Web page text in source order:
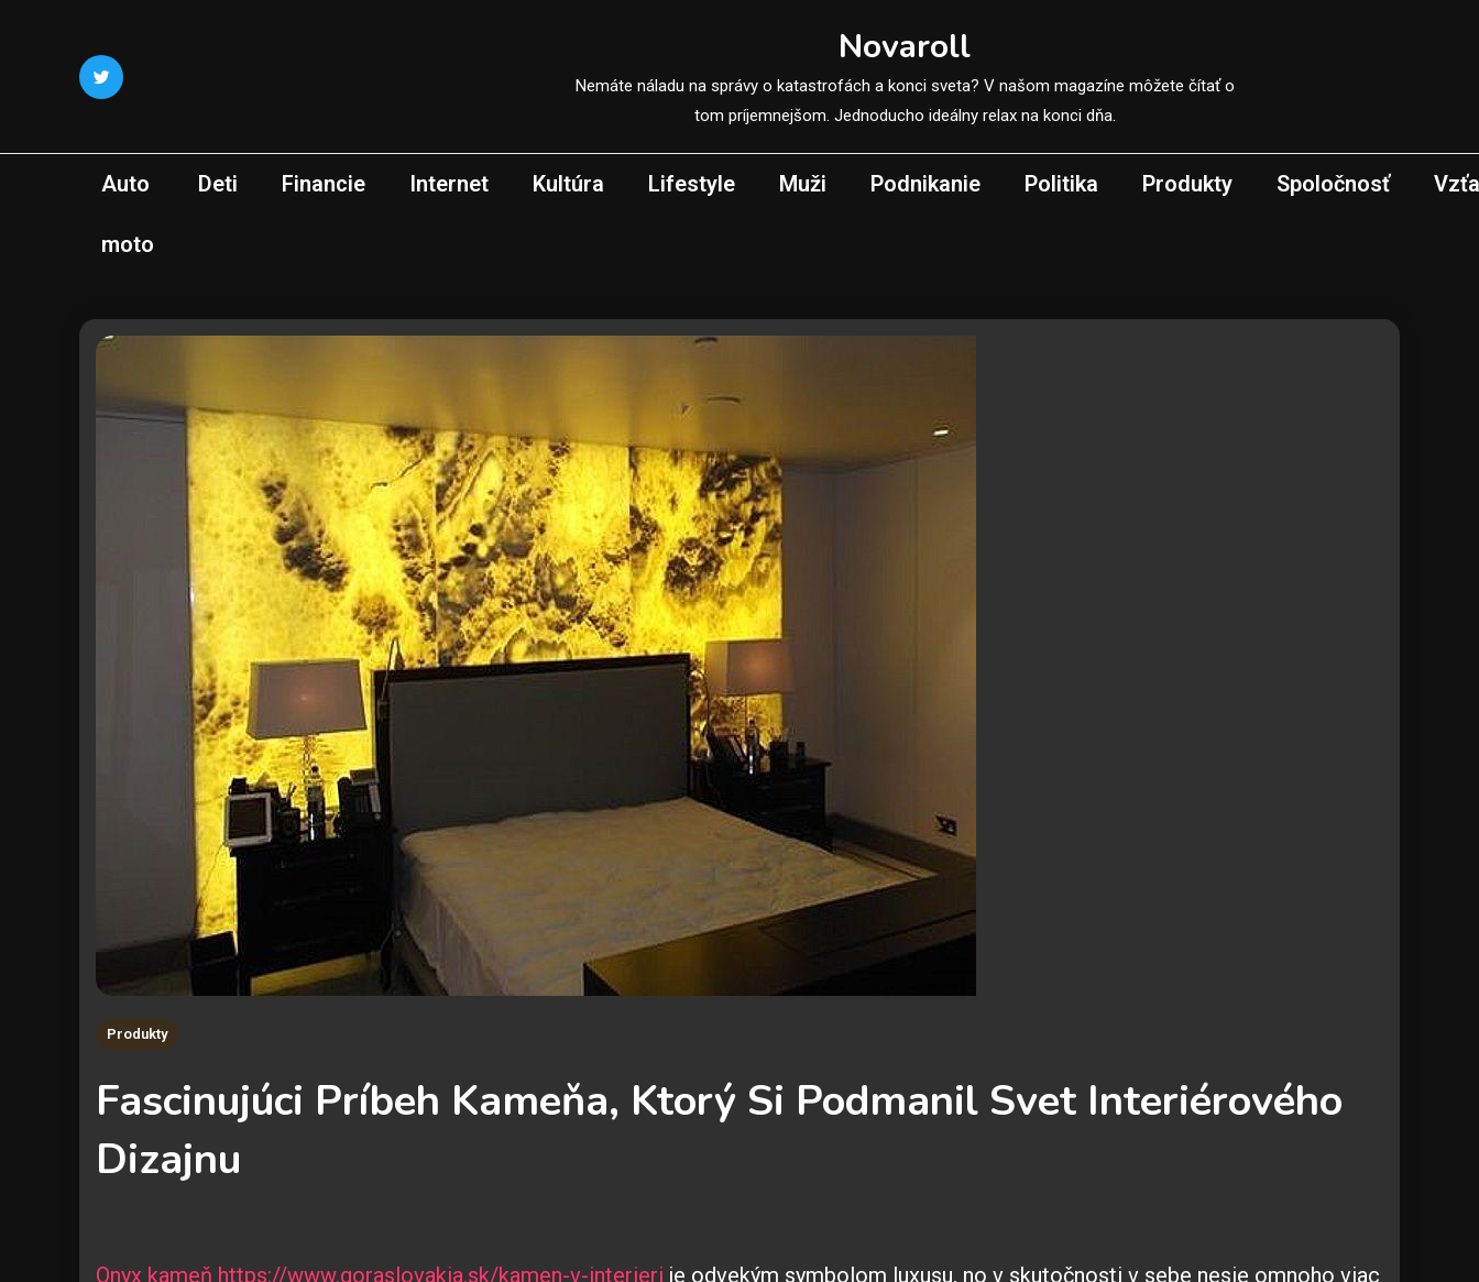
Novaroll
Nemáte náladu na správy o katastrofách a konci sveta? V našom magazíne môžete čítať o
tom príjemnejšom. Jednoducho ideálny relax na konci dňa.
Auto
moto
Deti Financie Internet Kultúra Lifestyle Muži Podnikanie Politika Produkty Spoločnosť
Produkty
Fascinujúci Príbeh Kameňa, Ktorý Si Podmanil Svet Interiérového
Dizajnu
Onyx kameň https://www.goraslovakia.sk/kamen-v-interieri je odvekým symbolom luxusu, no v skutočnosti v sebe nesie omnoho viac